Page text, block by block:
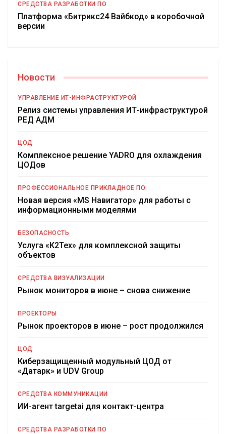
СРЕДСТВА РАЗРАБОТКИ ПО
Платформа «Битрикс24 Вайбкод» в коробочной
версии
Новости
УПРАВЛЕНИЕ ИТ-ИНФРАСТРУКТУРОЙ
Релиз системы управления ИТ-инфраструктурой
РЕД АДМ
ЦОД
Комплексное решение YADRO для охлаждения
ЦОДов
ПРОФЕССИОНАЛЬНОЕ ПРИКЛАДНОЕ ПО
Новая версия «MS Навигатор» для работы с
информационными моделями
БЕЗОПАСНОСТЬ
Услуга «К2Тех» для комплексной защиты
объектов
СРЕДСТВА ВИЗУАЛИЗАЦИИ
Рынок мониторов в июне – снова снижение
ПРОЕКТОРЫ
Рынок проекторов в июне – рост продолжился
ЦОД
Киберзащищенный модульный ЦОД от
«Датарк» и UDV Group
СРЕДСТВА КОММУНИКАЦИИ
ИИ-агент targetai для контакт-центра
СРЕДСТВА РАЗРАБОТКИ ПО